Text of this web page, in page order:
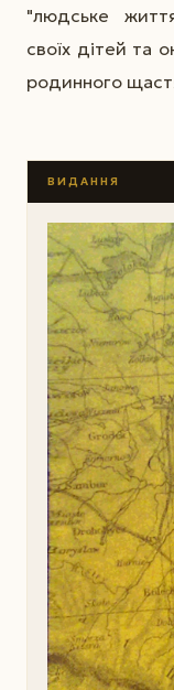
"людське
своїх дітей та
родинного
ВИДАННЯ